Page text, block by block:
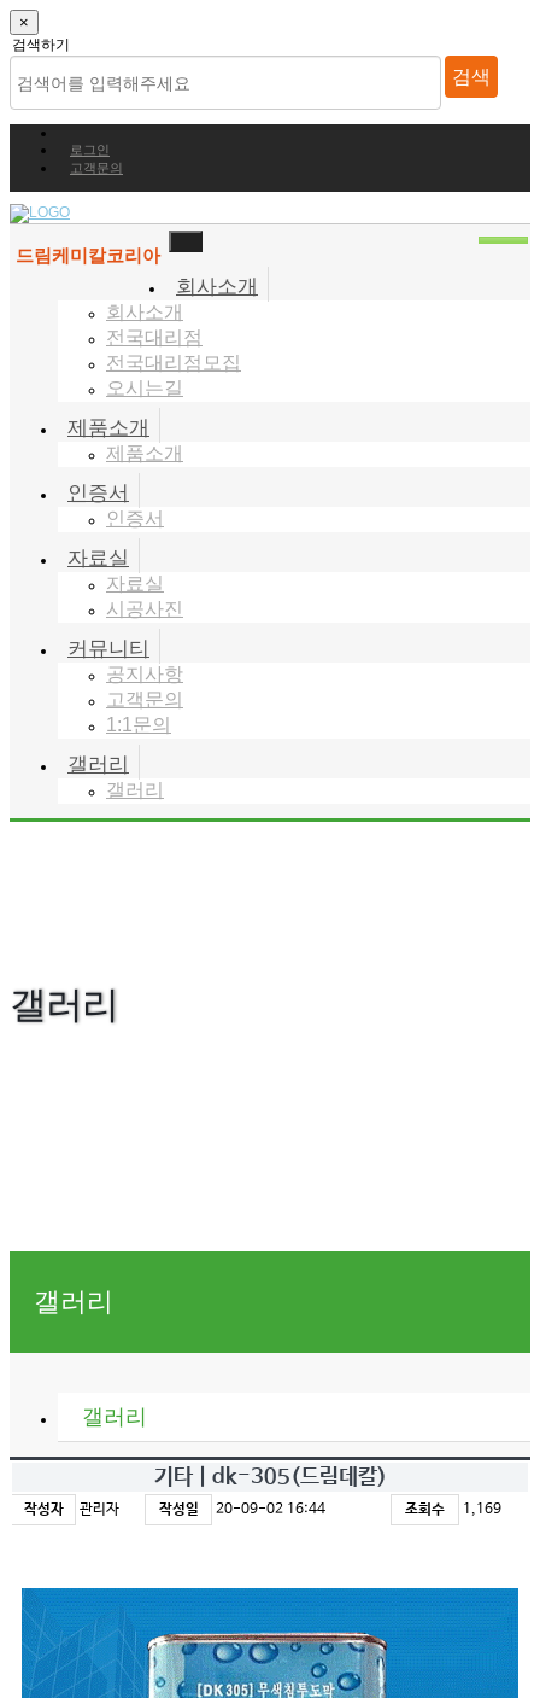
×
검색하기
검색
로그인
고객문의
드림케미칼코리아
회사소개
회사소개
전국대리점
전국대리점모집
오시는길
제품소개
제품소개
인증서
인증서
자료실
자료실
시공사진
커뮤니티
공지사항
고객문의
1:1문의
갤러리
갤러리
갤러리
갤러리
갤러리
기타 | dk-305(드림데칼)
작성자 관리자 작성일 20-09-02 16:44 조회수 1,169